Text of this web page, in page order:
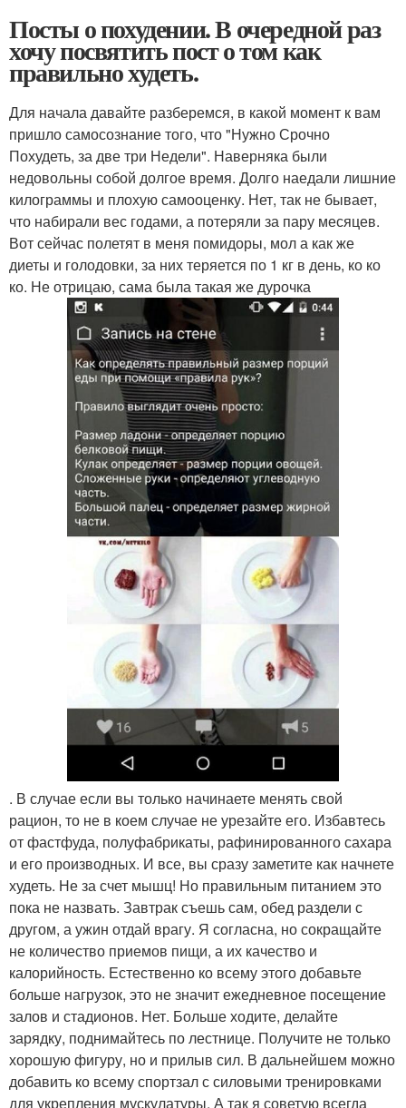
Посты о похудении. В очередной раз
хочу посвятить пост о том как
правильно худеть.
Для начала давайте разберемся, в какой момент к вам
пришло самосознание того, что "Нужно Срочно
Похудеть, за две три Недели". Наверняка были
недовольны собой долгое время. Долго наедали лишние
килограммы и плохую самооценку. Нет, так не бывает,
что набирали вес годами, а потеряли за пару месяцев.
Вот сейчас полетят в меня помидоры, мол а как же
диеты и голодовки, за них теряется по 1 кг в день, ко ко
ко. Не отрицаю, сама была такая же дурочка
. В случае если вы только начинаете менять свой
рацион, то не в коем случае не урезайте его. Избавтесь
от фастфуда, полуфабрикаты, рафинированного сахара
и его производных. И все, вы сразу заметите как начнете
худеть. Не за счет мышц! Но правильным питанием это
пока не назвать. Завтрак съешь сам, обед раздели с
другом, а ужин отдай врагу. Я согласна, но сокращайте
не количество приемов пищи, а их качество и
калорийность. Естественно ко всему этого добавьте
больше нагрузок, это не значит ежедневное посещение
залов и стадионов. Нет. Больше ходите, делайте
зарядку, поднимайтесь по лестнице. Получите не только
хорошую фигуру, но и прилыв сил. В дальнейшем можно
добавить ко всему спортзал с силовыми тренировками
для укрепления мускулатуры. А так я советую всегда